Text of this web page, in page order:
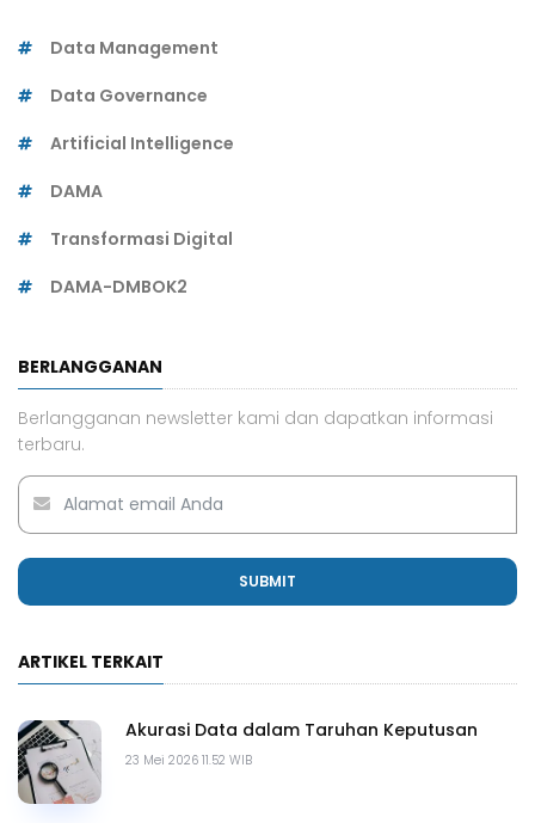
Data Management
Data Governance
Artificial Intelligence
DAMA
Transformasi Digital
DAMA-DMBOK2
BERLANGGANAN
Berlangganan newsletter kami dan dapatkan informasi
terbaru.
SUBMIT
ARTIKEL TERKAIT
23 Mei 2026 11.52 WIB
Akurasi Data dalam Taruhan Keputusan